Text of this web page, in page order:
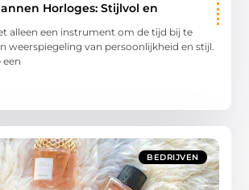
Horloges: Stijlvol en
alleen een instrument om de tijd bij te
weerspiegeling van persoonlijkheid en stijl.
een
BEDRIJVEN